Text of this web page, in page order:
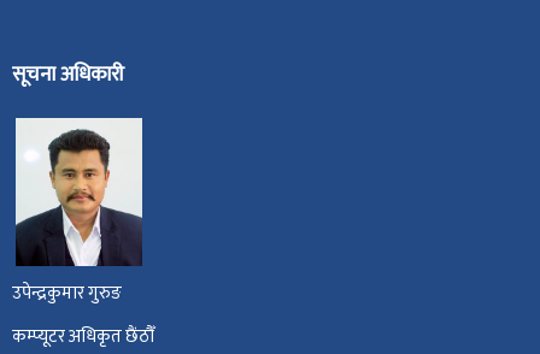
सूचना अधिकारी
उपेन्द्रकुमार गुरुङ
कम्प्यूटर अधिकृत छैंठौँ